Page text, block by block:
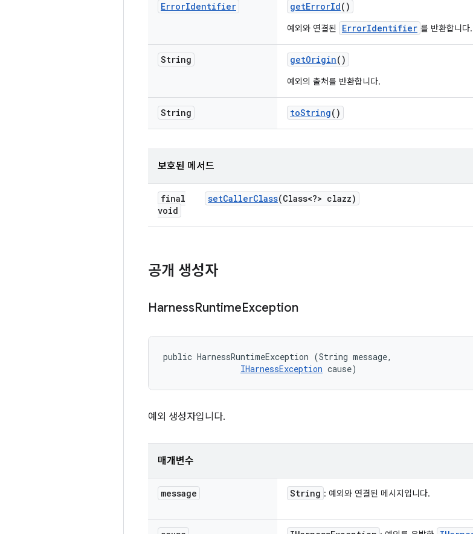
ErrorIdentifier getErrorId()
예외와 연결된 ErrorIdentifier 를 반환합니다.
String getOrigin()
예외의 출처를 반환합니다.
String toString()
보호된 메서드
final
void
setCallerClass(Class<?> clazz)
공개 생성자
HarnessRuntimeException
public HarnessRuntimeException (String message,
IHarnessException cause)
예외 생성자입니다.
매개변수
message String : 예외와 연결된 메시지입니다.